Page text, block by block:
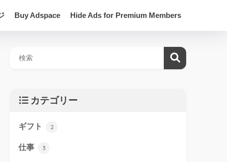
Buy Adspace Hide Ads for Premium Members
カテゴリー
ギフト 2
仕事 3